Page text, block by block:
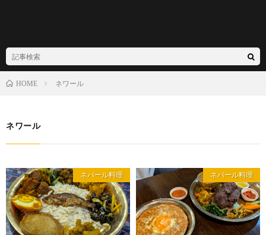
HOME ネワール
ネワール
ネパール料理 ネパール料理